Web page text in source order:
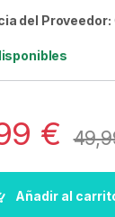
del Proveedor:
€
Añadir al